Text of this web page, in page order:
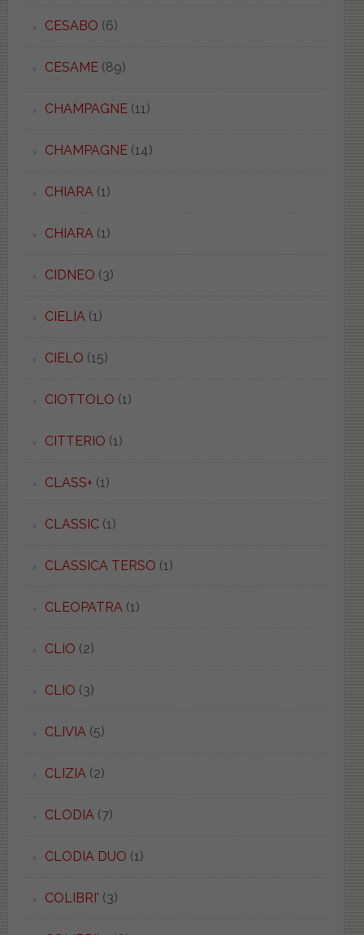
CESABO (6)
CESAME(89)
CHAMPAGNE(11)
CHAMPAGNE(14)
CHIARA(1)
CHIARA(1)
CIDNEO (3)
CIELIA(1)
CIELO (15)
CIOTTOLO (1)
CITTERIO (1)
CLASS+ (1)
CLASSIC(1)
CLASSICA TERSO (1)
CLEOPATRA(1)
CLIO (2)
CLIO (3)
CLIVIA(5)
CLIZIA(2)
CLODIA(7)
CLODIA DUO (1)
COLIBRI' (3)